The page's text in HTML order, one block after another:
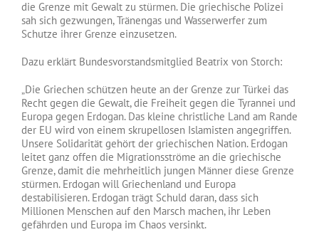
die Grenze mit Gewalt zu stürmen. Die griechische Polizei
sah sich gezwungen, Tränengas und Wasserwerfer zum
Schutze ihrer Grenze einzusetzen.
Dazu erklärt Bundesvorstandsmitglied Beatrix von Storch:
„Die Griechen schützen heute an der Grenze zur Türkei das
Recht gegen die Gewalt, die Freiheit gegen die Tyrannei und
Europa gegen Erdogan. Das kleine christliche Land am Rande
der EU wird von einem skrupellosen Islamisten angegriffen.
Unsere Solidarität gehört der griechischen Nation. Erdogan
leitet ganz offen die Migrationsströme an die griechische
Grenze, damit die mehrheitlich jungen Männer diese Grenze
stürmen. Erdogan will Griechenland und Europa
destabilisieren. Erdogan trägt Schuld daran, dass sich
Millionen Menschen auf den Marsch machen, ihr Leben
gefährden und Europa im Chaos versinkt.